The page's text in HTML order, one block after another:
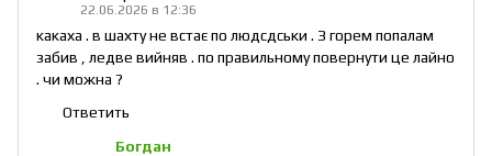
22.06.2026 в 12:36
какаха . в шахту не встає по людсдськи . З горем попалам
забив , ледве вийняв . по правильному повернути це лайно
. чи можна ?
Ответить
Богдан